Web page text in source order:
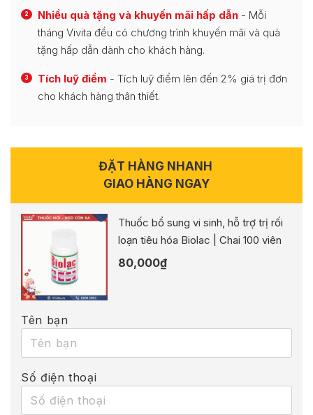
2 Nhiều quà tặng và khuyến mãi hấp dẫn - Mỗi
tháng Vivita đều có chương trình khuyến mãi và quà
tặng hấp dẫn dành cho khách hàng.
3 Tích luỹ điểm - Tích luỹ điểm lên đến 2% giá trị đơn
cho khách hàng thân thiết.
ĐẶT HÀNG NHANH
GIAO HÀNG NGAY
Thuốc bổ sung vi sinh, hỗ trợ trị rối
loạn tiêu hóa Biolac | Chai 100 viên
80,000₫
Tên bạn
Số điện thoại